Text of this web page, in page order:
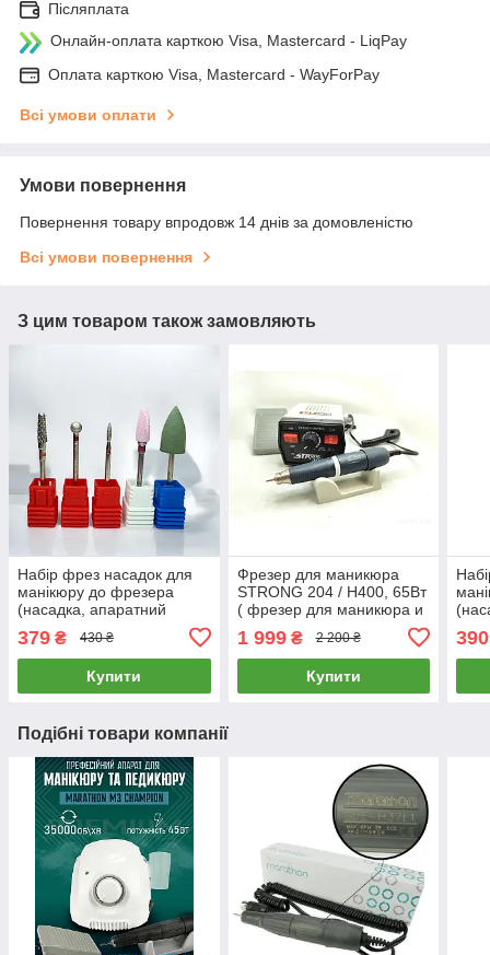
Післяплата
Онлайн-оплата карткою Visa, Mastercard - LiqPay
Оплата карткою Visa, Mastercard - WayForPay
Всі умови оплати
Умови повернення
Повернення товару впродовж 14 днів за домовленістю
Всі умови повернення
З цим товаром також замовляють
Набір фрез насадок для
манікюру до фрезера
(насадка, апаратний
корекція нігтів)
379 ₴ 430 ₴
Купити
Фрезер для маникюра
STRONG 204 / H400, 65Вт
( фрезер для маникюра и
1 999₴ 2 200 ₴
Купити
390
Подібні товари компанії